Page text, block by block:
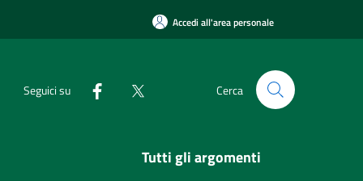
Accedi all'area personale
Seguici su Cerca
Tutti gli argomenti